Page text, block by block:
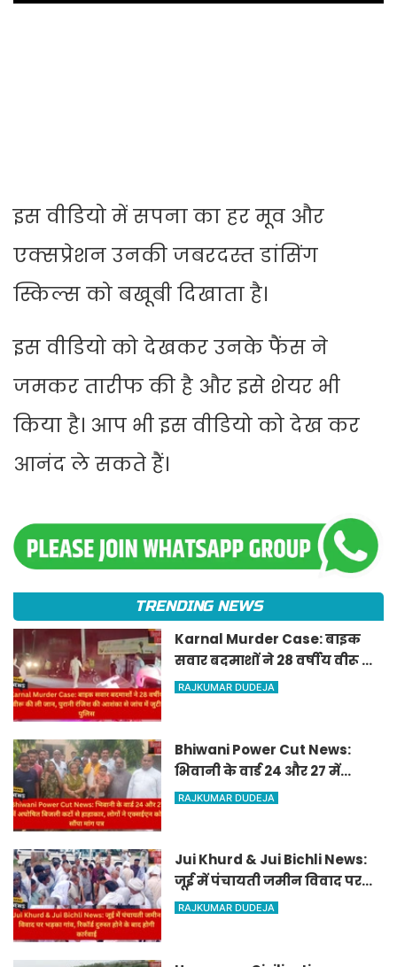
इस वीडियो में सपना का हर मूव और
एक्सप्रेशन उनकी जबरदस्त डांसिंग
स्किल्स को बखूबी दिखाता है।
इस वीडियो को देखकर उनके फैंस ने
जमकर तारीफ की है और इसे शेयर भी
किया है। आप भी इस वीडियो को देख कर
आनंद ले सकते हैं।
TRENDING NEWS
Karnal Murder Case: बाइक
सवार बदमाशों ने 28 वर्षीय वीरू की
ली जान, पुरानी रंजिश की आशंका से
RAJKUMAR DUDEJA
Bhiwani Power Cut News:
भिवानी के वार्ड 24 और 27 में
अघोषित बिजली कटों से हाहाकार,
RAJKUMAR DUDEJA
Jui Khurd & Jui Bichli News:
जूई में पंचायती जमीन विवाद पर
भड़का गांव, रिकॉर्ड दुरुस्त होने के
RAJKUMAR DUDEJA